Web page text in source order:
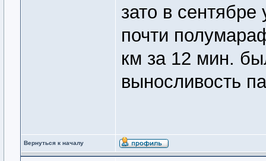
зато в
почти
км за 12 мин.
выносливость
Вернуться к началу